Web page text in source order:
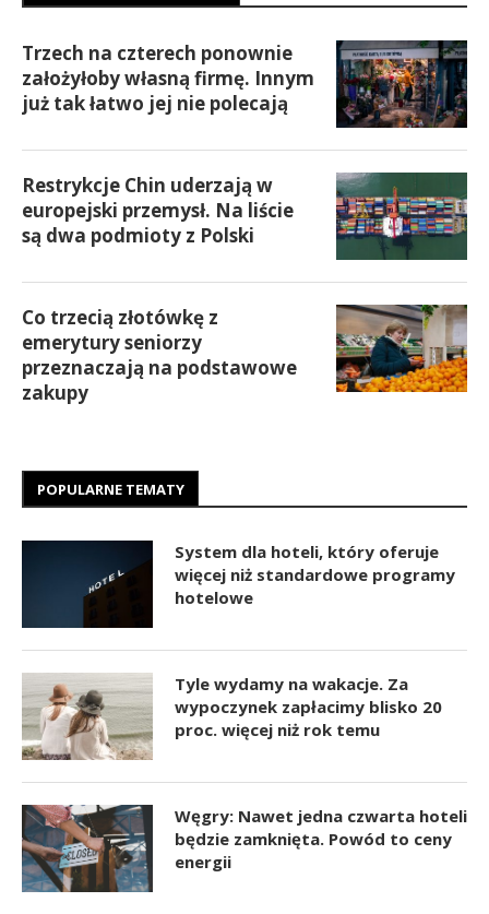
Trzech na czterech ponownie
założyłoby własną firmę. Innym
już tak łatwo jej nie polecają
Restrykcje Chin uderzają w
europejski przemysł. Na liście
są dwa podmioty z Polski
Co trzecią złotówkę z
emerytury seniorzy
przeznaczają na podstawowe
zakupy
POPULARNE TEMATY
System dla hoteli, który oferuje
więcej niż standardowe programy
hotelowe
Tyle wydamy na wakacje. Za
wypoczynek zapłacimy blisko 20
proc. więcej niż rok temu
Węgry: Nawet jedna czwarta hoteli
będzie zamknięta. Powód to ceny
energii